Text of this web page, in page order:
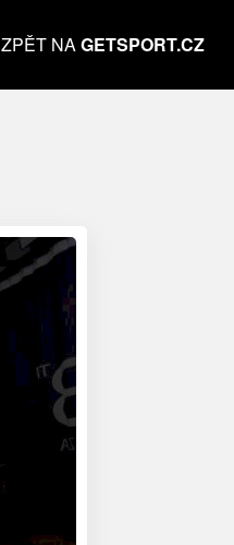
ZPĚT NAGETSPORT.CZ